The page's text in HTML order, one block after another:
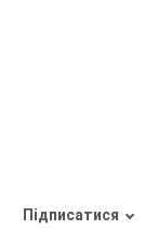
Підписатися